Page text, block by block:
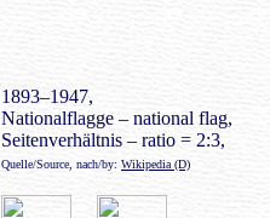
1893–1947,
Nationalflagge – national flag,
Seitenverhältnis – ratio = 2:3,
Quelle/Source, nach/by: Wikipedia (D)